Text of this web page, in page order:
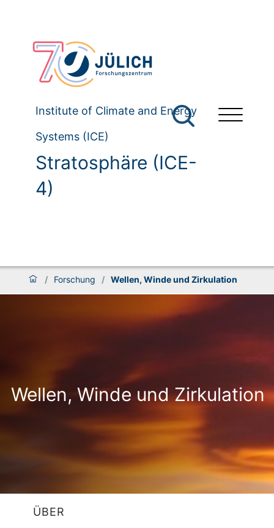
Institute of Climate and Energy
Systems (ICE)
Stratosphäre (ICE-
4)
/ Forschung / Wellen, Winde und Zirkulation
Wellen, Winde und Zirkulation
ÜBER